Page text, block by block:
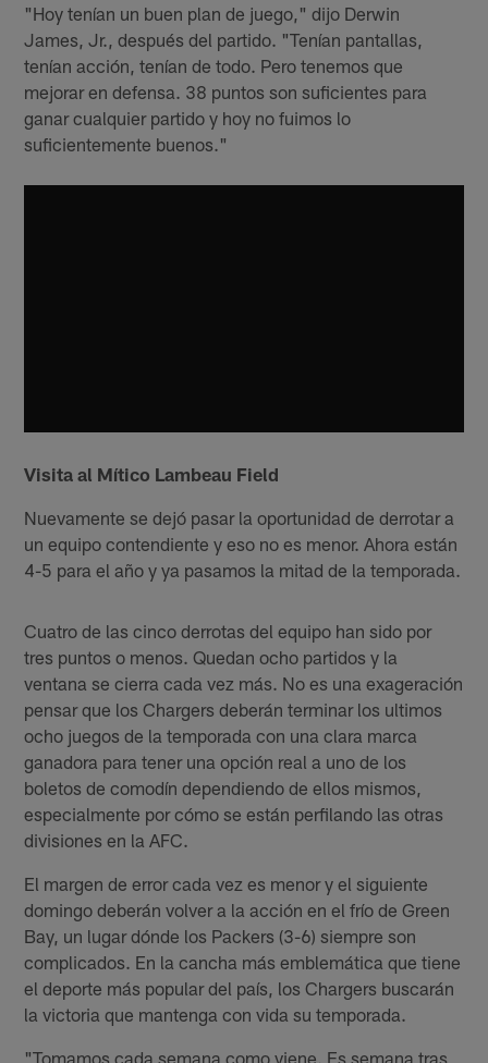
"Hoy tenían un buen plan de juego," dijo Derwin
James, Jr., después del partido. "Tenían pantallas,
tenían acción, tenían de todo. Pero tenemos que
mejorar en defensa. 38 puntos son suficientes para
ganar cualquier partido y hoy no fuimos lo
suficientemente buenos."
Visita al Mítico Lambeau Field
Nuevamente se dejó pasar la oportunidad de derrotar a
un equipo contendiente y eso no es menor. Ahora están
4-5 para el año y ya pasamos la mitad de la temporada.
Cuatro de las cinco derrotas del equipo han sido por
tres puntos o menos. Quedan ocho partidos y la
ventana se cierra cada vez más. No es una exageración
pensar que los Chargers deberán terminar los ultimos
ocho juegos de la temporada con una clara marca
ganadora para tener una opción real a uno de los
boletos de comodín dependiendo de ellos mismos,
especialmente por cómo se están perfilando las otras
divisiones en la AFC.
El margen de error cada vez es menor y el siguiente
domingo deberán volver a la acción en el frío de Green
Bay, un lugar dónde los Packers (3-6) siempre son
complicados. En la cancha más emblemática que tiene
el deporte más popular del país, los Chargers buscarán
la victoria que mantenga con vida su temporada.
"Tomamos cada semana como viene. Es semana tras